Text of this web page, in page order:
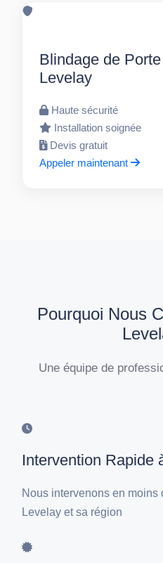
Blindage de
Levelay
Haute sécurité
Installation soignée
Devis gratuit
Appeler maintenant
Pourquoi Nous
Une équipe de
Intervention Rapide
Nous intervenons en moins
Levelay et sa région